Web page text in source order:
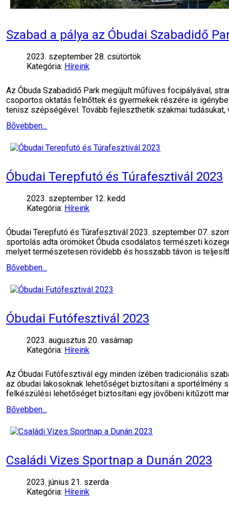
Szabad a pálya az Óbudai Szabadidő
2023. szeptember 28. csütörtök
Kategória: Híreink
Az Óbuda Szabadidő Park megújult műfüves focipályával,
csoportos oktatás felnőttek és gyermekek részére is
tenisz szépségével. Tovább fejleszthetik szakmai tudásukat,
Bővebben...
Óbudai Terepfutó és Túrafesztivál 2023
2023. szeptember 12. kedd
Kategória: Híreink
Óbudai Terepfutó és Túrafesztivál 2023. szeptember 07.
sportolás adta örömöket Óbuda csodálatos természeti
melyet természetesen rövidebb és hosszabb távon is
Bővebben...
Óbudai Futófesztivál 2023
2023. augusztus 20. vasárnap
Kategória: Híreink
Az Óbudai Futófesztivál egy minden ízében tradicionális
az óbudai lakosoknak lehetőséget biztosítani a sportélmény
felkészülési lehetőséget biztosítani egy jövőbeni kitűzött
Bővebben...
Családi Vizes Sportnap a Dunán 2023
2023. június 21. szerda
Kategória: Híreink